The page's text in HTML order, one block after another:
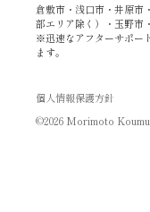
倉敷市・浅口市・井原市
部エリア除く）・玉野市
※迅速なアフターサポー
ます。
個人情報保護方針
©2026 Morimoto